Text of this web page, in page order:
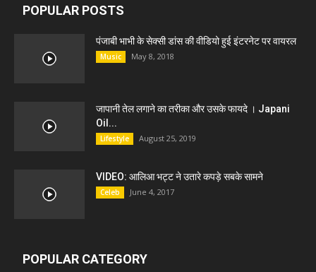
POPULAR POSTS
पंजाबी भाभी के सेक्सी डांस की वीडियो हुई इंटरनेट पर वायरल
Music May 8, 2018
जापानी तेल लगाने का तरीका और उसके फायदे । Japani
Oil...
Lifestyle August 25, 2019
VIDEO: आलिआ भट्ट ने उतारे कपड़े सबके सामने
Celeb June 4, 2017
POPULAR CATEGORY